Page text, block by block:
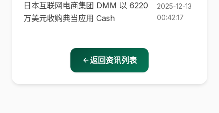
日本互联网电商集团 DMM 以 6220
万美元收购典当应用 Cash
2025-12-13
00:42:17
返回资讯列表